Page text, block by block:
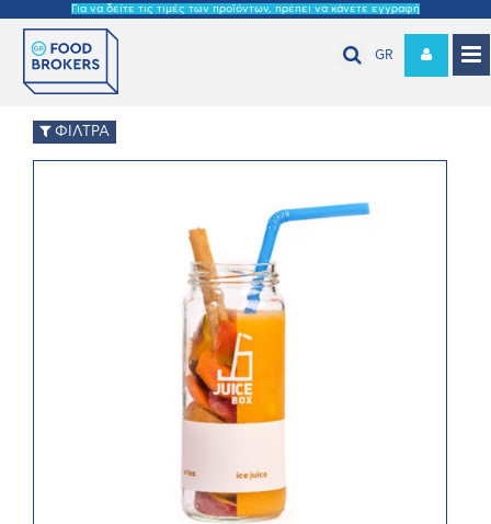
Για να δείτε τις τιμές των προϊόντων, πρέπει να κάνετε εγγραφή
GR
ΦΙΛΤΡΑ